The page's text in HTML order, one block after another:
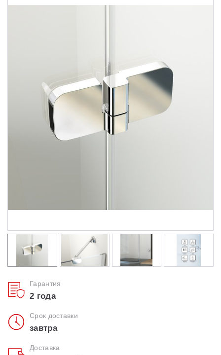
Сиденья OVO для душевых уголков
Полотенцесушители
Гидромассаж для ванны
Душевые каналы
Гарантия
2 года
Срок доставки
завтра
Доставка